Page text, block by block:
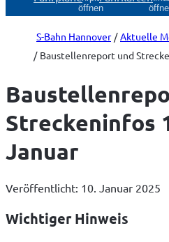
öffnen
S-Bahn Hannover
Aktuelle
Baustellenreport und
Streckeninfos
Januar
Veröffentlicht: 10. Januar 2025
Wichtiger Hinweis